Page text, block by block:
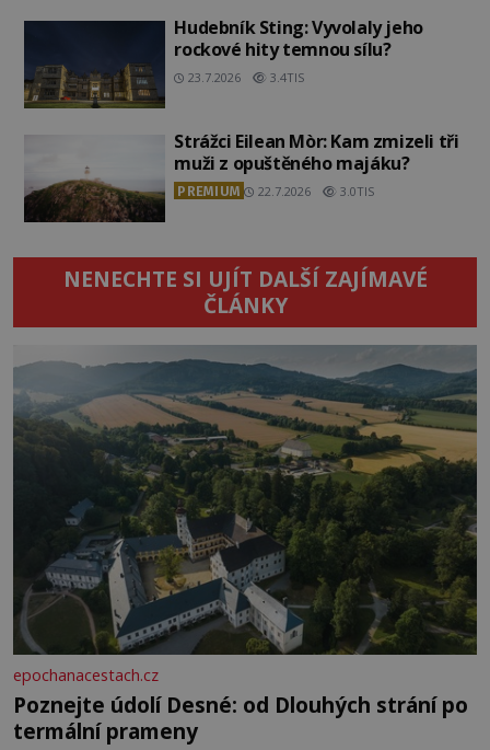
Hudebník Sting: Vyvolaly jeho
rockové hity temnou sílu?
23.7.2026 3.4TIS
Strážci Eilean Mòr: Kam zmizeli tři
muži z opuštěného majáku?
PREMIUM 22.7.2026 3.0TIS
NENECHTE SI UJÍT DALŠÍ ZAJÍMAVÉ
ČLÁNKY
epochanacestach.cz
Poznejte údolí Desné: od Dlouhých strání po
termální prameny